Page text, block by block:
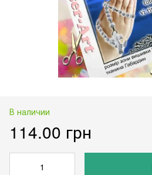
В наличии
114.00 грн